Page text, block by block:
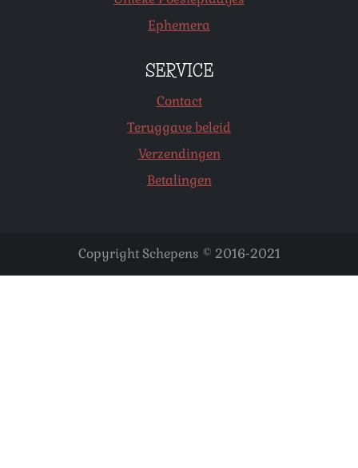
Ephemera
SERVICE
Contact
Teruggave beleid
Verzendingen
Betalingen
Copyright Schepens © 2016-2021